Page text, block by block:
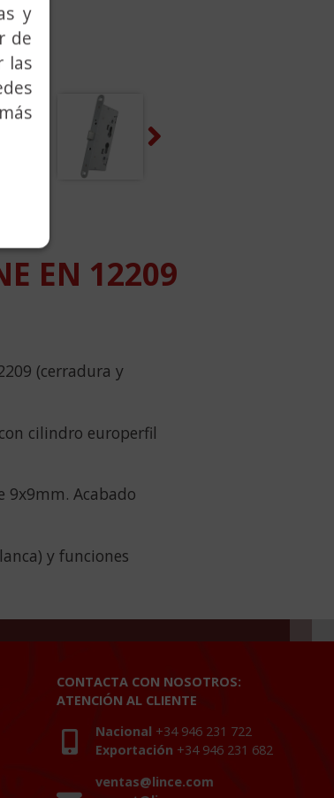
EN 12209
(cerradura y
cilindro europerfil
9x9mm. Acabado
y funciones
CONTACTA CON NOSOTROS:
ATENCIÓN AL CLIENTE
Nacional +34 946 231 722
Exportación +34 946 231 682
ventas@lince.com
y
de
las